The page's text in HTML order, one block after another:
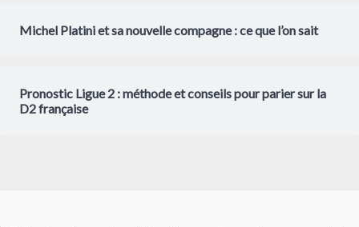
Michel Platini et sa nouvelle compagne : ce que l’on sait
Pronostic Ligue 2 : méthode et conseils pour parier sur la
D2 française